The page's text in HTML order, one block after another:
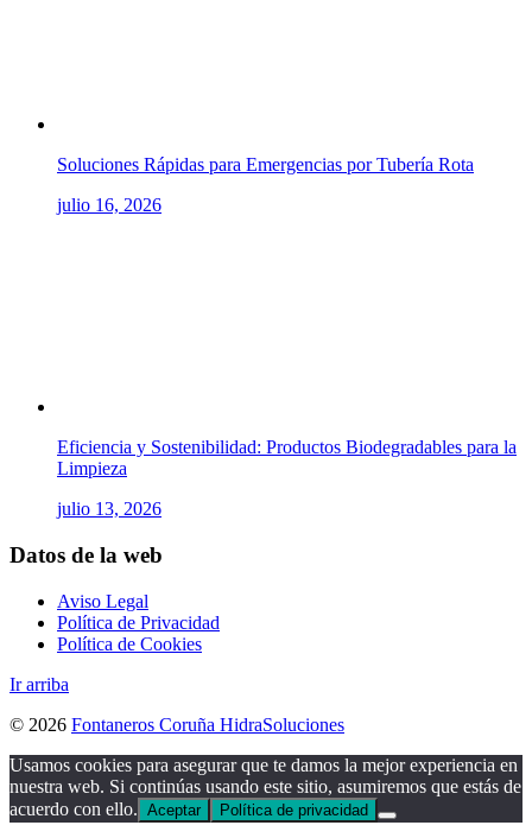
Soluciones Rápidas para Emergencias por Tubería Rota
julio 16, 2026
Eficiencia y Sostenibilidad: Productos Biodegradables para la
Limpieza
julio 13, 2026
Datos de la web
Aviso Legal
Política de Privacidad
Política de Cookies
Ir arriba
© 2026 Fontaneros Coruña HidraSoluciones
Usamos cookies para asegurar que te damos la mejor experiencia en
nuestra web. Si continúas usando este sitio, asumiremos que estás de
acuerdo con ello. Aceptar Política de privacidad